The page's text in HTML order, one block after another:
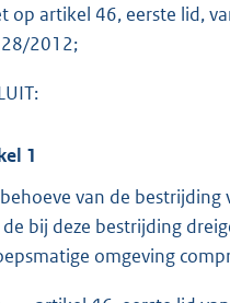
op artikel 46, eerste lid,
2012;
1
van de bestrijding
bij deze bestrijding
omgeving